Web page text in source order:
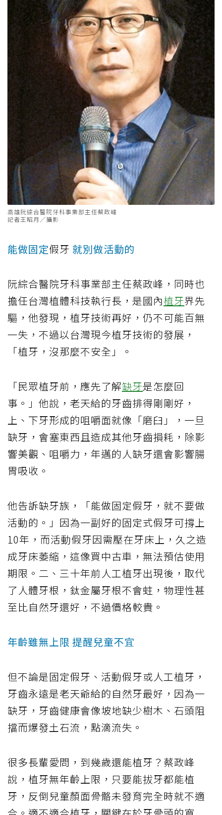
高雄阮綜合醫院牙科事業部主任蔡政峰
記者王昭月／攝影
能做固定假牙 就別做活動的
阮綜合醫院牙科事業部主任蔡政峰，同時也
擔任台灣植體科技執行長，是國內植牙界先
驅，他發現，植牙技術再好，仍不可能百無
一失，不過以台灣現今植牙技術的發展，
「植牙，沒那麼不安全」。
「民眾植牙前，應先了解缺牙是怎麼回
事。」他說，老天給的牙齒排得剛剛好，
上、下牙形成的咀嚼面就像「磨臼」，一旦
缺牙，會塞東西且造成其他牙齒損耗，除影
響美觀、咀嚼力，年邁的人缺牙還會影響腸
胃吸收。
他告訴缺牙族，「能做固定假牙，就不要做
活動的。」因為一副好的固定式假牙可撐上
10年，而活動假牙因需壓在牙床上，久之造
成牙床萎縮，這像買中古車，無法預估使用
期限。二、三十年前人工植牙出現後，取代
了人體牙根，鈦金屬牙根不會蛀，物理性甚
至比自然牙還好，不過價格較貴。
年齡雖無上限 提醒兒童不宜
但不論是固定假牙、活動假牙或人工植牙，
牙齒永遠是老天爺給的自然牙最好，因為一
缺牙，牙齒健康會像坡地缺少樹木、石頭阻
擋而爆發土石流，點滴流失。
很多長輩愛問，到幾歲還能植牙？蔡政峰
說，植牙無年齡上限，只要能拔牙都能植
牙，反倒兒童顏面骨骼未發育完全時就不適